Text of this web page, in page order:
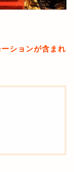
ションが含まれ